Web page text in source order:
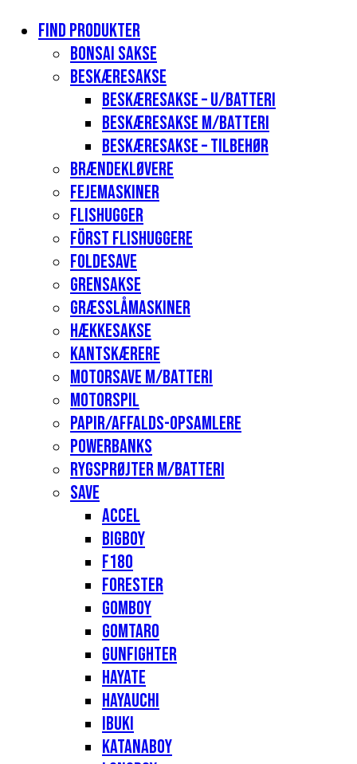
Find produkter
Bonsai sakse
Beskæresakse
Beskæresakse – u/batteri
Beskæresakse m/batteri
Beskæresakse – tilbehør
Brændekløvere
Fejemaskiner
Flishugger
Först flishuggere
Foldesave
Grensakse
Græsslåmaskiner
Hækkesakse
Kantskærere
Motorsave m/batteri
Motorspil
Papir/affalds-opsamlere
Powerbanks
Rygsprøjter m/batteri
Save
Accel
Bigboy
F180
Forester
Gomboy
Gomtaro
Gunfighter
Hayate
Hayauchi
Ibuki
Katanaboy